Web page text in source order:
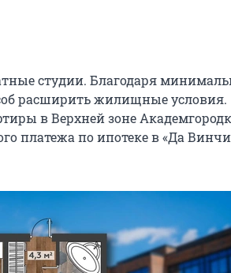
студии. Благодаря
расширить жилищные условия.
в Верхней зоне
платежа по ипотеке в «Да